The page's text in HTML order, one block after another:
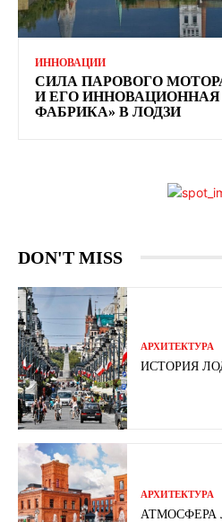
ИННОВАЦИИ
СИЛА ПАРОВОГО
И ЕГО ИННОВАЦИОННАЯ
ФАБРИКА» В ЛОДЗИ
DON'T MISS
АРХИТЕКТУРА
ИСТОРИЯ
АРХИТЕКТУРА
АТМОСФЕРА